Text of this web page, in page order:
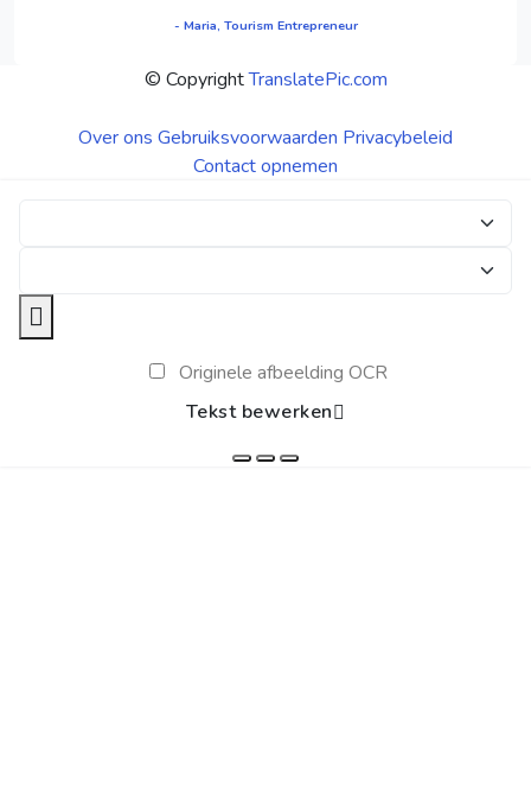
- Maria, Tourism Entrepreneur
© CopyrightTranslatePic.com
Over ons Gebruiksvoorwaarden Privacybeleid
Contact opnemen
Originele afbeelding OCR
Tekst bewerken